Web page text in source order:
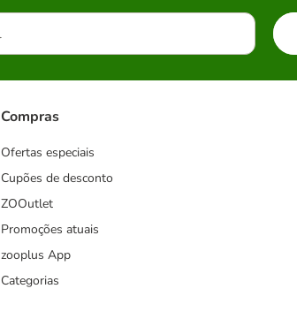
Compras
Ofertas especiais
Cupões de desconto
ZOOutlet
Promoções atuais
zooplus App
Categorias